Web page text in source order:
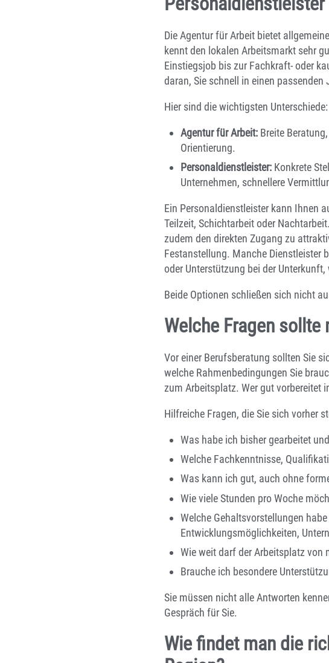
Die Agentur für Arbeit bietet
kennt den lokalen Arbeitsmarkt sehr
Einstiegsjob bis zur Fachkraft- oder
daran, Sie schnell in einen passenden
Hier sind die wichtigsten Unterschiede:
Agentur für Arbeit: Breite
Orientierung.
Personaldienstleister: Konkrete
Unternehmen, schnellere
Ein Personaldienstleister kann Ihnen
Teilzeit, Schichtarbeit oder
zudem den direkten Zugang zu
Festanstellung. Manche Dienstleister
oder Unterstützung bei der
Beide Optionen schließen sich nicht
Welche Fragen
Vor einer Berufsberatung sollten Sie
welche Rahmenbedingungen Sie
zum Arbeitsplatz. Wer gut vorbereitet
Hilfreiche Fragen, die Sie sich vorher
Was habe ich bisher gearbeitet
Welche Fachkenntnisse,
Was kann ich gut, auch ohne
Wie viele Stunden pro Woche
Welche Gehaltsvorstellungen
Entwicklungsmöglichkeiten,
Wie weit darf der Arbeitsplatz von
Brauche ich besondere
Sie müssen nicht alle Antworten
Gespräch für Sie.
Wie findet man die